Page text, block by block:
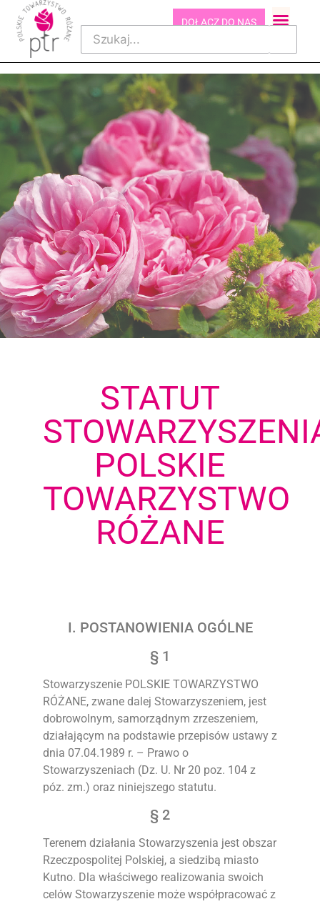
DOŁĄCZ DO NAS
STATUT
POLSKIE
TOWARZYSTWO
RÓŻANE
I. POSTANOWIENIA OGÓLNE
§ 1
Stowarzyszenie POLSKIE TOWARZYSTWO
RÓŻANE, zwane dalej Stowarzyszeniem, jest
dobrowolnym, samorządnym zrzeszeniem,
działającym na podstawie przepisów ustawy z
dnia 07.04.1989 r. – Prawo o
Stowarzyszeniach (Dz. U. Nr 20 poz. 104 z
póz. zm.) oraz niniejszego statutu.
§ 2
Terenem działania Stowarzyszenia jest obszar
Rzeczpospolitej Polskiej, a siedzibą miasto
Kutno. Dla właściwego realizowania swoich
celów Stowarzyszenie może współpracować z